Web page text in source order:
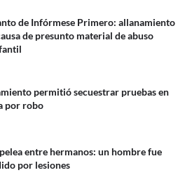
de Infórmese Primero: allanamiento
de presunto material de abuso
permitió secuestrar pruebas en
por robo
entre hermanos: un hombre fue
por lesiones